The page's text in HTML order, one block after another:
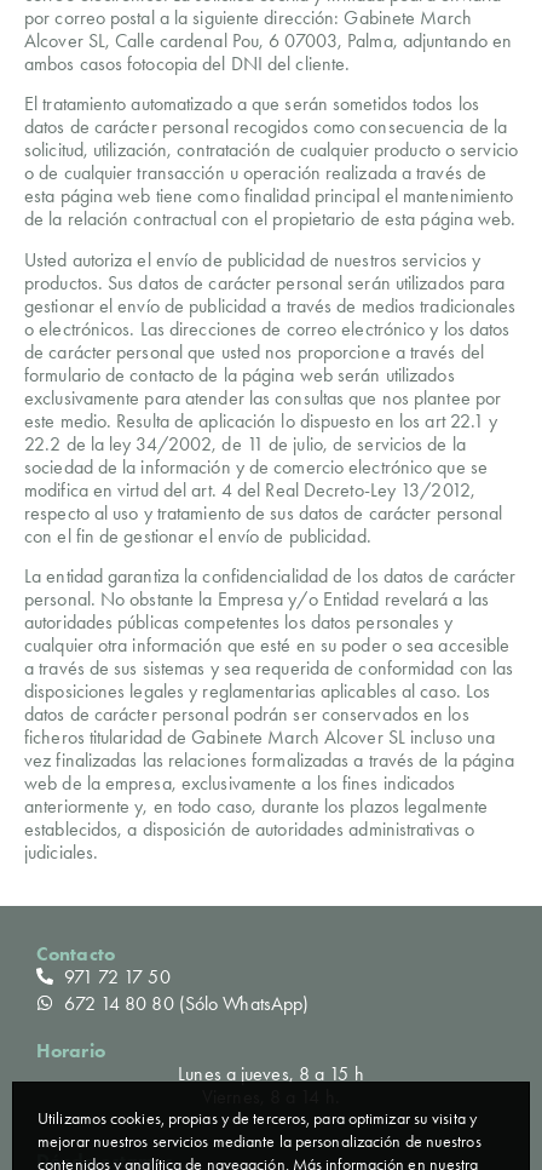
por correo postal a la siguiente dirección: Gabinete March
Alcover SL, Calle cardenal Pou, 6 07003, Palma, adjuntando en
ambos casos fotocopia del DNI del cliente.
El tratamiento automatizado a que serán sometidos todos los
datos de carácter personal recogidos como consecuencia de la
solicitud, utilización, contratación de cualquier producto o servicio
o de cualquier transacción u operación realizada a través de
esta página web tiene como finalidad principal el mantenimiento
de la relación contractual con el propietario de esta página web.
Usted autoriza el envío de publicidad de nuestros servicios y
productos. Sus datos de carácter personal serán utilizados para
gestionar el envío de publicidad a través de medios tradicionales
o electrónicos. Las direcciones de correo electrónico y los datos
de carácter personal que usted nos proporcione a través del
formulario de contacto de la página web serán utilizados
exclusivamente para atender las consultas que nos plantee por
este medio. Resulta de aplicación lo dispuesto en los art 22.1 y
22.2 de la ley 34/2002, de 11 de julio, de servicios de la
sociedad de la información y de comercio electrónico que se
modifica en virtud del art. 4 del Real Decreto-Ley 13/2012,
respecto al uso y tratamiento de sus datos de carácter personal
con el fin de gestionar el envío de publicidad.
La entidad garantiza la confidencialidad de los datos de carácter
personal. No obstante la Empresa y/o Entidad revelará a las
autoridades públicas competentes los datos personales y
cualquier otra información que esté en su poder o sea accesible
a través de sus sistemas y sea requerida de conformidad con las
disposiciones legales y reglamentarias aplicables al caso. Los
datos de carácter personal podrán ser conservados en los
ficheros titularidad de Gabinete March Alcover SL incluso una
vez finalizadas las relaciones formalizadas a través de la página
web de la empresa, exclusivamente a los fines indicados
anteriormente y, en todo caso, durante los plazos legalmente
establecidos, a disposición de autoridades administrativas o
judiciales.
Contacto
971 72 17 50
672 14 80 80 (Sólo WhatsApp)
Horario
Lunes a jueves, 8 a 15 h
Dónde estamos
Utilizamos cookies, propias y de terceros, para optimizar su visita y
mejorar nuestros servicios mediante la personalización de nuestros
contenidos y analítica de navegación. Más información en nuestra